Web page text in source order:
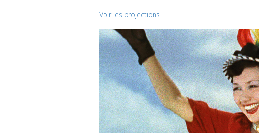
Voir les projections